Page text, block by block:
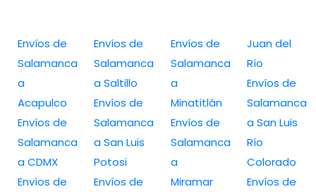
Envíos de
Salamanca
a
Acapulco
Envíos de
Salamanca
a CDMX
Envíos de
Envíos de
Salamanca
a Saltillo
Envíos de
Salamanca
a San Luis
Potosi
Envíos de
Envíos de
Salamanca
a
Minatitlán
Envíos de
Salamanca
a
Miramar
Juan del
Río
Envíos de
Salamanca
a San Luis
Río
Colorado
Envíos de